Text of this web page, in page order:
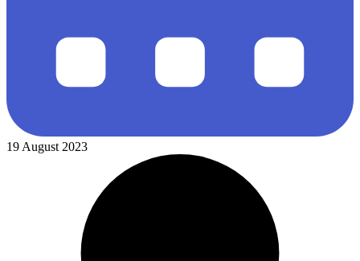
19 August 2023